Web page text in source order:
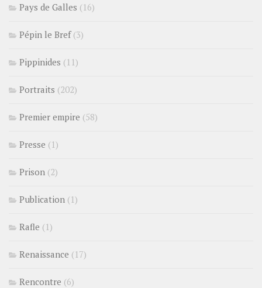
Pays de Galles (16)
Pépin le Bref(3)
Pippinides (11)
Portraits (202)
Premier empire (58)
Presse (1)
Prison (2)
Publication (1)
Rafle (1)
Renaissance (17)
Rencontre (6)